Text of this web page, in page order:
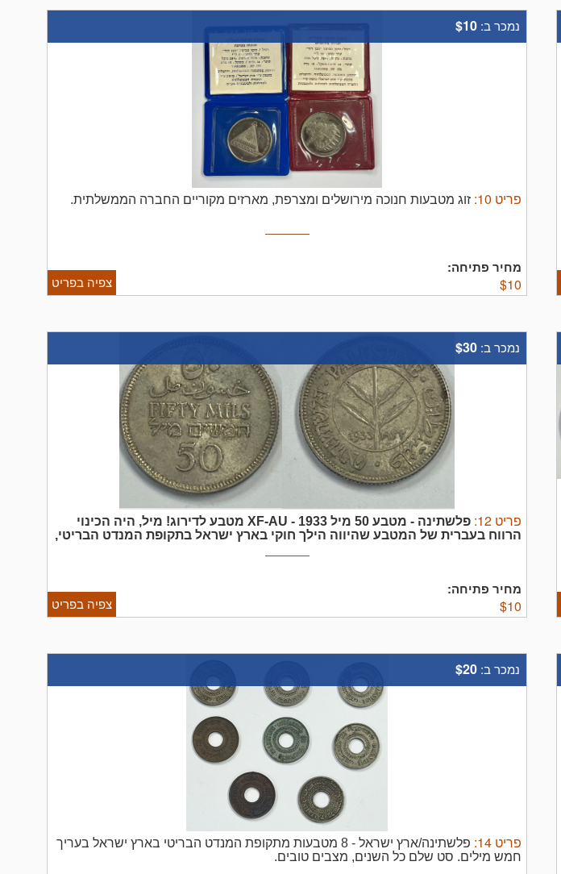
נמכר ב: $10
פריט 10
: זוג מטבעות חנוכה מירושלים ומצרפת, מארזים מקוריים החברה הממשלתית.
מחיר פתיחה:
$10 צפיה בפריט
נמכר ב: $30
פריט 12
: פלשתינה - מטבע 50 מיל 1933 - XF-AU מטבע לדירוג! מיל, היה הכינוי
הרווח בעברית של המטבע שהיווה הילך חוקי בארץ ישראל בתקופת המנדט הבריטי,
מחיר פתיחה:
$10 צפיה בפריט
נמכר ב: $20
פריט 14
:
פלשתינה/ארץ ישראל - 8 מטבעות מתקופת המנדט הבריטי בארץ ישראל בעריך
חמש מילים. סט שלם כל השנים, מצבים טובים.